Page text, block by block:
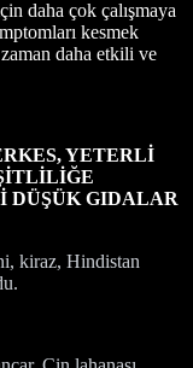
daha çok çalışmaya
kesmek
daha etkili ve
YETERLİ
DÜŞÜK GIDALAR
kiraz, Hindistan